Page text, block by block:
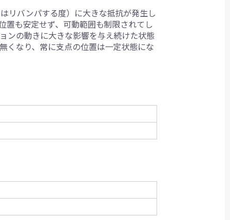
リバンパする度）に大きな抵抗が発生し
置も安定せず、可動範囲も制限されてし
ンの動きに大きな影響を与え続けた状態
くなり、常に支点の位置は一定状態にな